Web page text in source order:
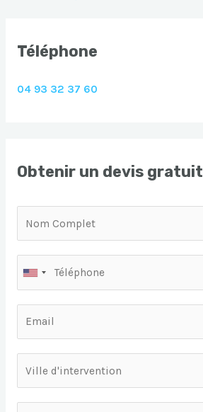
Téléphone
04 93 32 37 60
Obtenir un devis gratuit